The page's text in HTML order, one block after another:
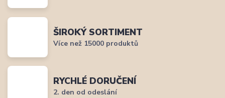
ŠIROKÝ SORTIMENT
Více než 15000 produktů
RYCHLÉ DORUČENÍ
2. den od odeslání